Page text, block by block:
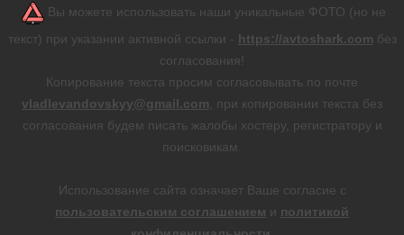
Вы можете использовать наши уникальные ФОТО (но не
текст) при указании активной ссылки - https://avtoshark.com без
согласования!
Копирование текста просим согласовывать по почте
vladlevandovskyy@gmail.com , при копировании текста без
согласования будем писать жалобы хостеру, регистратору и
поисковикам.
Использование сайта означает Ваше согласие с
пользовательским соглашением и политикой